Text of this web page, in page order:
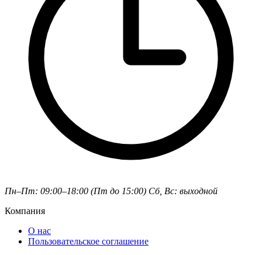
Пн–Пт: 09:00–18:00 (Пт до 15:00) Сб, Вс: выходной
Компания
О нас
Пользовательское соглашение